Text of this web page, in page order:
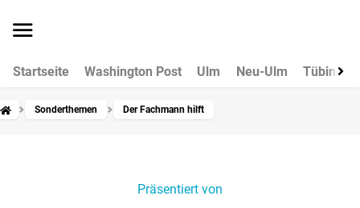
Startseite Washington Post Ulm Neu-Ulm Tübingen
Sonderthemen Der Fachmann hilft
Präsentiert von